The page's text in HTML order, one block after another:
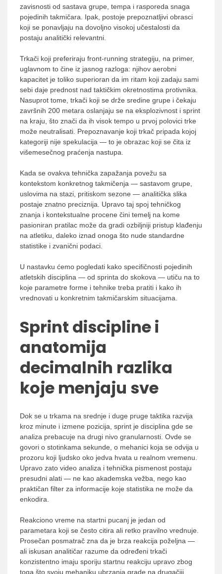
zavisnosti od sastava grupe, tempa i rasporeda snaga
pojedinih takmičara. Ipak, postoje prepoznatljivi obrasci
koji se ponavljaju na dovoljno visokoj učestalosti da
postaju analitički relevantni.
Trkači koji preferiraju front-running strategiju, na primer,
uglavnom to čine iz jasnog razloga: njihov aerobni
kapacitet je toliko superioran da im ritam koji zadaju sami
sebi daje prednost nad taktičkim okretnostima protivnika.
Nasuprot tome, trkači koji se drže sredine grupe i čekaju
završnih 200 metara oslanjaju se na eksplozivnost i sprint
na kraju, što znači da ih visok tempo u prvoj polovici trke
može neutralisati. Prepoznavanje koji trkač pripada kojoj
kategoriji nije spekulacija — to je obrazac koji se čita iz
višemesečnog praćenja nastupa.
Kada se ovakva tehnička zapažanja povežu sa
kontekstom konkretnog takmičenja — sastavom grupe,
uslovima na stazi, pritiskom sezone — analitička slika
postaje znatno preciznija. Upravo taj spoj tehničkog
znanja i kontekstualne procene čini temelj na kome
pasioniran pratilac može da gradi ozbiljniji pristup klađenju
na atletiku, daleko iznad onoga što nude standardne
statistike i zvanični podaci.
U nastavku ćemo pogledati kako specifičnosti pojedinih
atletskih disciplina — od sprinta do skokova — utiču na to
koje parametre forme i tehnike treba pratiti i kako ih
vrednovati u konkretnim takmičarskim situacijama.
Sprint discipline i
anatomija
decimalnih razlika
koje menjaju sve
Dok se u trkama na srednje i duge pruge taktika razvija
kroz minute i izmene pozicija, sprint je disciplina gde se
analiza prebacuje na drugi nivo granularnosti. Ovde se
govori o stotinkama sekunde, o mehanici koja se odvija u
prozoru koji ljudsko oko jedva hvata u realnom vremenu.
Upravo zato video analiza i tehnička pismenost postaju
presudni alati — ne kao akademska vežba, nego kao
praktičan filter za informacije koje statistika ne može da
enkodira.
Reakciono vreme na startni pucanj je jedan od
parametara koji se često citira ali retko pravilno vrednuje.
Prosečan posmatrač zna da je brza reakcija poželjna —
ali iskusan analitičar razume da određeni trkači
konzistentno imaju sporiju startnu reakciju upravo zbog
toga što svoju mehaniku ubrzanja grade na drugačiji